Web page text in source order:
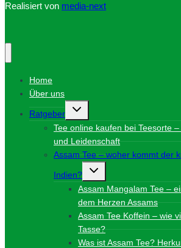
Realisiert von media-next
Home
Über uns
Ratgeber
Untermenü
umschalten
Tee online kaufen bei Teesorte
und Leidenschaft
Assam Tee – woher kommt der
Indien?
Untermenü
umschalten
Assam Mangalam Tee –
dem Herzen Assams
Assam Tee Koffein – wie
Tasse?
Was ist Assam Tee?